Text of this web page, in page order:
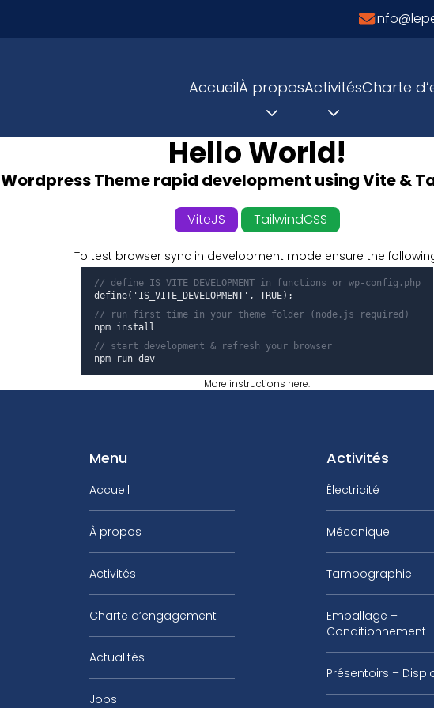
Envoyer un
AccueilÀ proposActivitésCharte
Hello World!
Wordpress Theme rapid development using Vite &
ViteJS TailwindCSS
To test browser sync in development mode ensure the
// define IS_VITE_DEVELOPMENT in functions or wp-config.php
define('IS_VITE_DEVELOPMENT', TRUE);
// run first time in your theme folder(node.js required)
npm install
// start development & refresh your browser
npm run dev
More instructions here.
Menu
Accueil
À propos
Activités
Charte d’engagement
Actualités
Jobs
Activités
Électricité
Mécanique
Tampographie
Emballage –
Conditionnement
Présentoirs –